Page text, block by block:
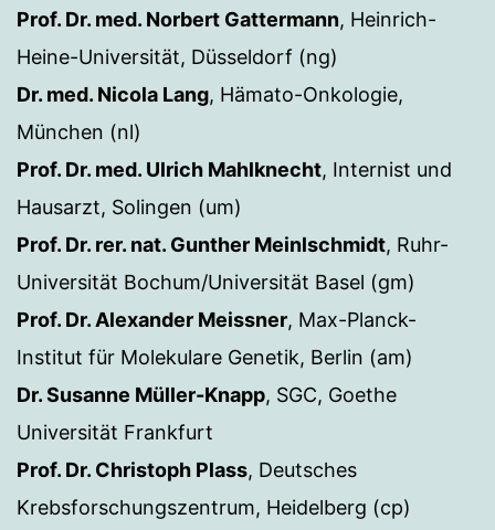
Prof. Dr. med. Norbert Gattermann, Heinrich-
Heine-Universität, Düsseldorf (ng)
Dr. med. Nicola Lang, Hämato-Onkologie,
München (nl)
Prof. Dr. med. Ulrich Mahlknecht, Internist und
Hausarzt, Solingen (um)
Prof. Dr. rer. nat. Gunther Meinlschmidt, Ruhr-
Universität Bochum/Universität Basel (gm)
Prof. Dr. Alexander Meissner, Max-Planck-
Institut für Molekulare Genetik, Berlin (am)
Dr. Susanne Müller-Knapp, SGC, Goethe
Universität Frankfurt
Prof. Dr. Christoph Plass, Deutsches
Krebsforschungszentrum, Heidelberg (cp)